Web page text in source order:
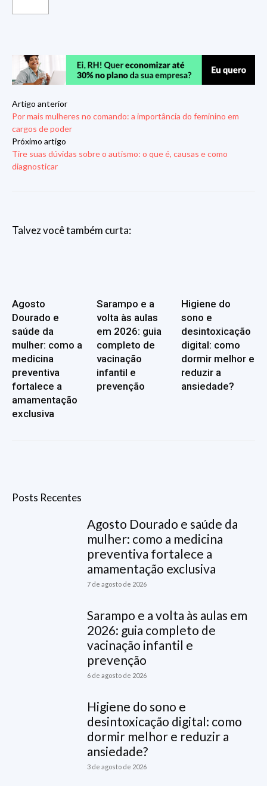
Artigo anterior
Por mais mulheres no comando: a importância do feminino em
cargos de poder
Próximo artigo
Tire suas dúvidas sobre o autismo: o que é, causas e como
diagnosticar
Talvez você também curta:
Agosto
Dourado e
saúde da
mulher: como a
medicina
preventiva
fortalece a
amamentação
exclusiva
Sarampo e a
volta às aulas
em 2026: guia
completo de
vacinação
infantil e
prevenção
Higiene do
sono e
desintoxicação
digital: como
dormir melhor e
reduzir a
ansiedade?
Posts Recentes
Agosto Dourado e saúde da
mulher: como a medicina
preventiva fortalece a
amamentação exclusiva
7 de agosto de 2026
Sarampo e a volta às aulas em
2026: guia completo de
vacinação infantil e
prevenção
6 de agosto de 2026
Higiene do sono e
desintoxicação digital: como
dormir melhor e reduzir a
ansiedade?
3 de agosto de 2026